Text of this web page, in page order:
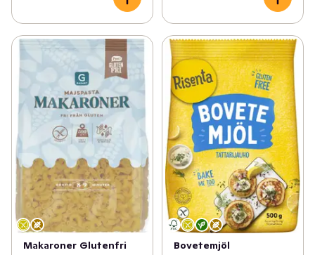
Makaroner Glutenfri
Bovetemjöl